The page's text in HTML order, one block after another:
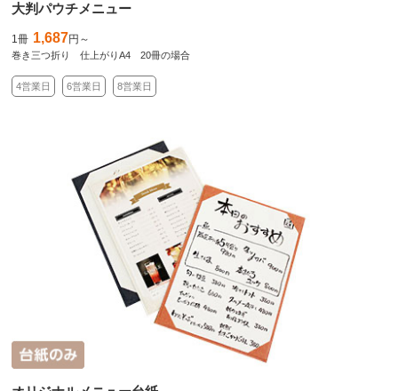
大判パウチメニュー
1冊 1,687円～
巻き三つ折り 仕上がりA4 20冊の場合
4営業日 6営業日 8営業日